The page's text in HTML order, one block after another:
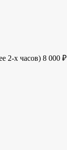
2-х часов) 8 000 ₽